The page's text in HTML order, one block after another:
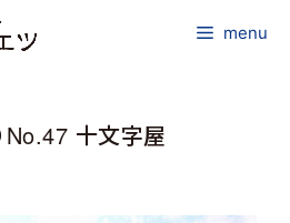
menu
十文字屋